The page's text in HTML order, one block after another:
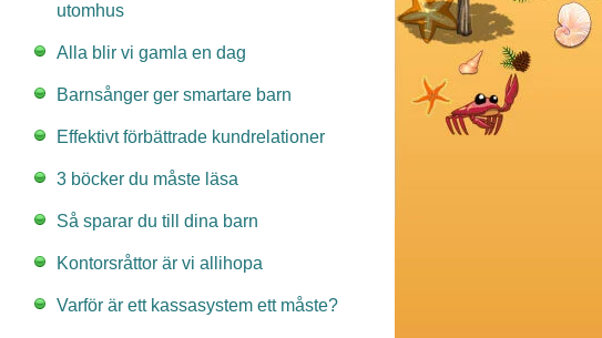
utomhus
Alla blir vi gamla en dag
Barnsånger ger smartare barn
Effektivt förbättrade kundrelationer
3 böcker du måste läsa
Så sparar du till dina barn
Kontorsråttor är vi allihopa
Varför är ett kassasystem ett måste?